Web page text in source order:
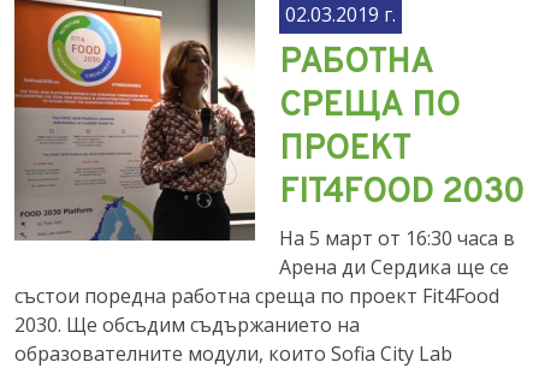
02.03.2019 г.
РАБОТНА
СРЕЩА ПО
ПРОЕКТ
FIT4FOOD 2030
На 5 март от 16:30 часа в
Арена ди Сердика ще се
състои поредна работна среща по проект Fit4Food
2030. Ще обсъдим съдържанието на
образователните модули, които Sofia City Lab